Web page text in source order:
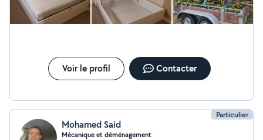
Voir le profil Contacter
Particulier
Mohamed Said
Mécanique et déménagement